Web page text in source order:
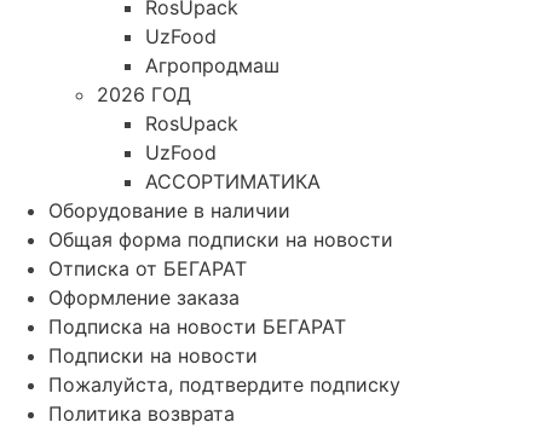
RosUpack
UzFood
Агропродмаш
2026 ГОД
RosUpack
UzFood
АССОРТИМАТИКА
Оборудование в наличии
Общая форма подписки на новости
Отписка от БЕГАРАТ
Оформление заказа
Подписка на новости БЕГАРАТ
Подписки на новости
Пожалуйста, подтвердите подписку
Политика возврата